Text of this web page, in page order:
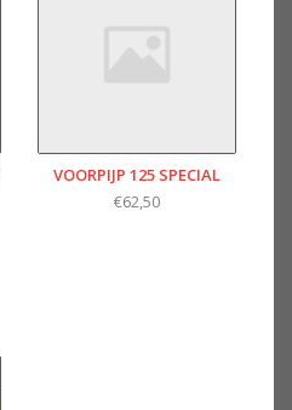
VOORPIJP 125 SPECIAL
€62,50